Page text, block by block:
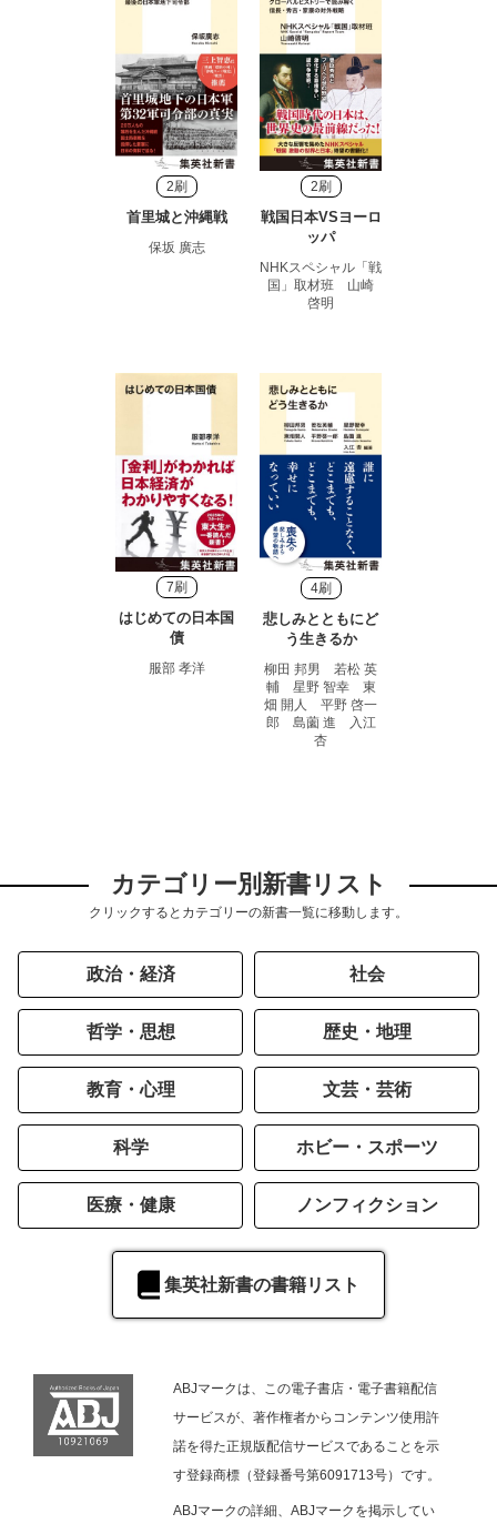
2刷
首里城と沖縄戦
保坂 廣志
2刷
戦国日本VSヨーロ
ッパ
NHKスペシャル「戦
国」取材班 山崎
啓明
7刷
はじめての日本国
債
服部 孝洋
4刷
悲しみとともにど
う生きるか
柳田 邦男 若松 英
輔 星野 智幸 東
畑 開人 平野 啓一
郎 島薗 進 入江
杏
カテゴリー別新書リスト
クリックするとカテゴリーの新書一覧に移動します。
政治・経済 社会
哲学・思想 歴史・地理
教育・心理 文芸・芸術
科学 ホビー・スポーツ
医療・健康 ノンフィクション
集英社新書の書籍リスト
ABJマークは、この電子書店・電子書籍配信
サービスが、著作権者からコンテンツ使用許
諾を得た正規版配信サービスであることを示
す登録商標（登録番号第6091713号）です。
ABJマークの詳細、ABJマークを掲示してい